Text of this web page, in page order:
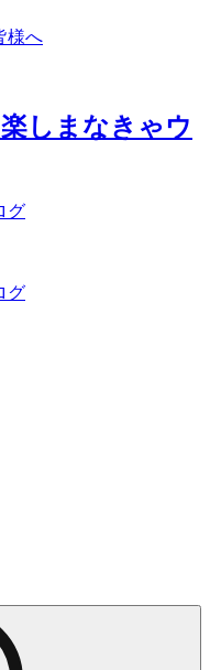
様へ
しまなきゃウ
グ
グ